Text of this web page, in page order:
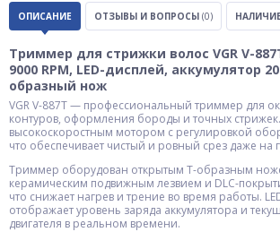
ОПИСАНИЕ ОТЗЫВЫ И ВОПРОСЫ (0)
Триммер для стрижки волос VGR V-
9000 RPM, LED-дисплей, аккумулятор
образный нож
VGR V-887T — профессиональный триммер для
контуров, оформления бороды и точных
высокоскоростным мотором с регулировкой
что обеспечивает чистый и ровный срез даже на
Триммер оборудован открытым T-образным
керамическим подвижным лезвием и DLC-
что снижает нагрев и трение во время работы.
отображает уровень заряда аккумулятора и
двигателя в реальном времени.